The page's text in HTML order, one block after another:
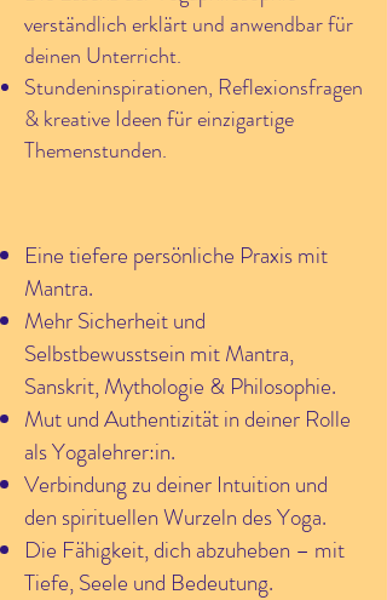
verständlich erklärt und anwendbar für
deinen Unterricht.
Stundeninspirationen, Reflexionsfragen
& kreative Ideen für einzigartige
Themenstunden.
Eine tiefere persönliche Praxis mit
Mantra.
Mehr Sicherheit und
Selbstbewusstsein mit Mantra,
Sanskrit, Mythologie & Philosophie.
Mut und Authentizität in deiner Rolle
als Yogalehrer:in.
Verbindung zu deiner Intuition und
den spirituellen Wurzeln des Yoga.
Die Fähigkeit, dich abzuheben – mit
Tiefe, Seele und Bedeutung.